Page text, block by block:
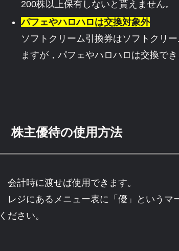
200株以上保有しないと貰えません。
パフェやハロハロは交換対象外
ソフトクリーム引換券はソフトクリ
ますが，パフェやハロハロは交換でき
株主優待の使用方法
会計時に渡せば使用できます。
レジにあるメニュー表に「優」というマ
ください。